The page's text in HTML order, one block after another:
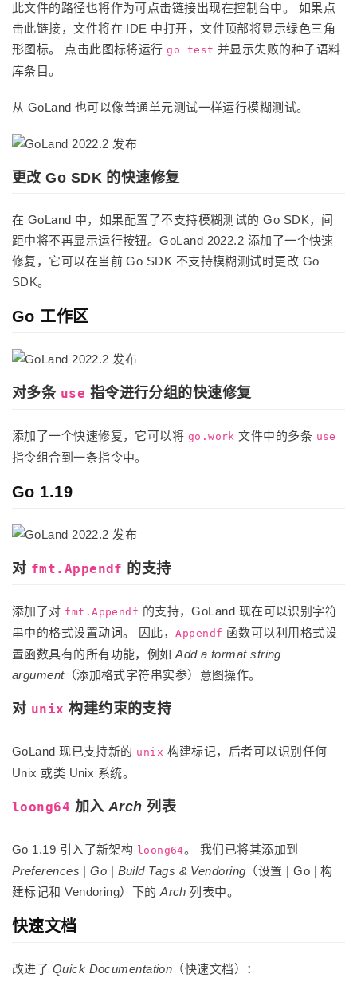
此文件的路径也将作为可点击链接出现在控制台中。 如果点
击此链接，文件将在 IDE 中打开，文件顶部将显示绿色三角
形图标。 点击此图标将运行go test 并显示失败的种子语料
库条目。
从 GoLand 也可以像普通单元测试一样运行模糊测试。
更改 Go SDK 的快速修复
在 GoLand 中，如果配置了不支持模糊测试的 Go SDK，间
距中将不再显示运行按钮。GoLand 2022.2 添加了一个快速
修复，它可以在当前 Go SDK 不支持模糊测试时更改 Go
SDK。
Go 工作区
对多条 use 指令进行分组的快速修复
添加了一个快速修复，它可以将 go.work 文件中的多条 use
指令组合到一条指令中。
Go 1.19
对 fmt.Appendf 的支持
添加了对 fmt.Appendf 的支持，GoLand 现在可以识别字符
串中的格式设置动词。 因此，Appendf 函数可以利用格式设
置函数具有的所有功能，例如Add a format string
argument（添加格式字符串实参）意图操作。
对 unix 构建约束的支持
GoLand 现已支持新的 unix 构建标记，后者可以识别任何
Unix 或类 Unix 系统。
loong64 加入Arch 列表
Go 1.19 引入了新架构 loong64。 我们已将其添加到
Preferences |Go | Build Tags & Vendoring （设置 | Go | 构
建标记和 Vendoring）下的Arch 列表中。
快速文档
改进了 Quick Documentation （快速文档）：